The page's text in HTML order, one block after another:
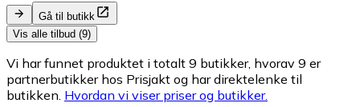
Gå til butikk
Vis alle tilbud (9)
Vi har funnet produktet i totalt 9 butikker, hvorav 9 er
partnerbutikker hos Prisjakt og har direktelenke til
butikken. Hvordan vi viser priser og butikker.